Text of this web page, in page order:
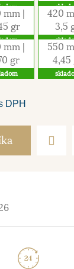
|
gr
420
3,5
|
gr
550
4,45
DPH